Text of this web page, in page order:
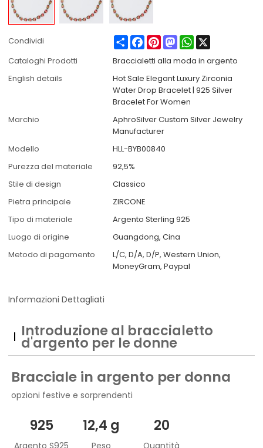
Condividi ShareFacebook
PinterestMastodonWhatsApp
Cataloghi Prodotti
Braccialetti alla moda in argento
English details
Hot Sale Elegant Luxury Zirconia
Water Drop Bracelet | 925 Silver
Bracelet For Women
Marchio
AphroSilver Custom Silver Jewelry
Manufacturer
Modello
HLL-BYB00840
Purezza del materiale
92,5%
Stile di design
Classico
Pietra principale
ZIRCONE
Tipo di materiale
Argento Sterling 925
Luogo di origine
Guangdong, Cina
Metodo di pagamento
L/C, D/A, D/P, Western Union,
MoneyGram, Paypal
Informazioni Dettagliati
Introduzione al braccialetto
d'argento per le donne
Bracciale in argento per donna
opzioni festive e sorprendenti
925
Argento S925
12,4 g
Peso
20
Quantità